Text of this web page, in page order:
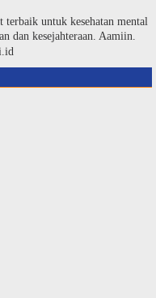
terbaik untuk kesehatan mental
dan kesejahteraan. Aamiin.